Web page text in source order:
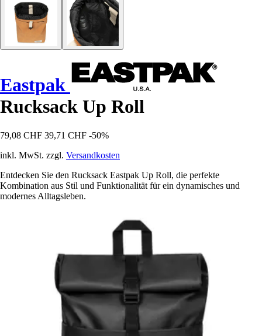
Eastpak
Rucksack Up Roll
79,08 CHF 39,71 CHF -50%
inkl. MwSt. zzgl. Versandkosten
Entdecken Sie den Rucksack Eastpak Up Roll, die perfekte
Kombination aus Stil und Funktionalität für ein dynamisches und
modernes Alltagsleben.